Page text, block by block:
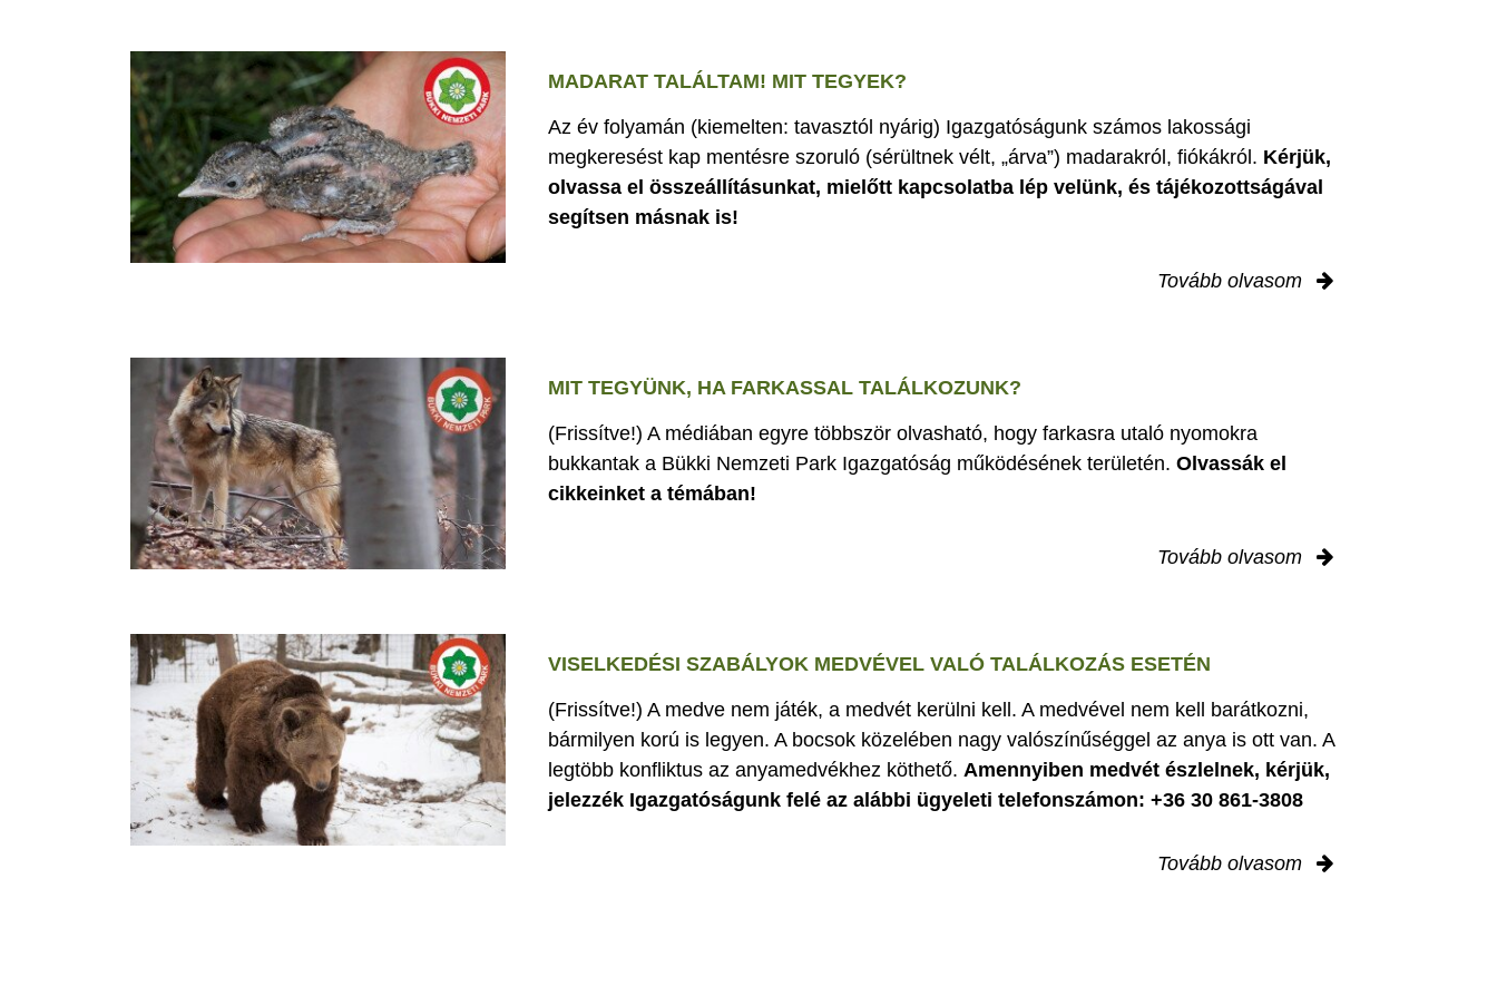
MADARAT TALÁLTAM! MIT TEGYEK?
Az év folyamán (kiemelten: tavasztól nyárig) Igazgatóságunk számos lakossági
megkeresést kap mentésre szoruló (sérültnek vélt, „árva”) madarakról, fiókákról. Kérjük,
olvassa el összeállításunkat, mielőtt kapcsolatba lép velünk, és tájékozottságával
segítsen másnak is!
Tovább olvasom
MIT TEGYÜNK, HA FARKASSAL TALÁLKOZUNK?
(Frissítve!) A médiában egyre többször olvasható, hogy farkasra utaló nyomokra
bukkantak a Bükki Nemzeti Park Igazgatóság működésének területén. Olvassák el
cikkeinket a témában!
Tovább olvasom
VISELKEDÉSI SZABÁLYOK MEDVÉVEL VALÓ TALÁLKOZÁS ESETÉN
(Frissítve!) A medve nem játék, a medvét kerülni kell. A medvével nem kell barátkozni,
bármilyen korú is legyen. A bocsok közelében nagy valószínűséggel az anya is ott van. A
legtöbb konfliktus az anyamedvékhez köthető. Amennyiben medvét észlelnek, kérjük,
jelezzék Igazgatóságunk felé az alábbi ügyeleti telefonszámon: +36 30 861-3808
Tovább olvasom